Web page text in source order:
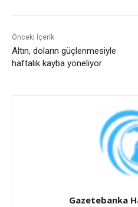
Önceki İçerik
Altın, doların güçlenmesiyle
haftalık kayba yöneliyor
Gazetebanka